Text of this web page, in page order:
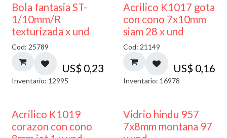
Bola fantasia ST-
1/10mm/R
texturizada x und
Cod: 25789
US$ 0,23
Inventario: 12995
Acrilico K1017 gota
con cono 7x10mm
siam 28 x und
Cod: 21149
US$ 0,16
Inventario: 16978
Acrilico K1019
corazon con cono
Vidrio hindu 957
7x8mm montana 97